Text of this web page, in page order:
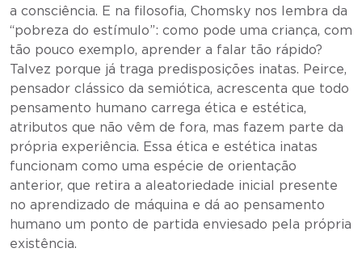
a consciência. E na filosofia, Chomsky nos lembra da
“pobreza do estímulo”: como pode uma criança, com
tão pouco exemplo, aprender a falar tão rápido?
Talvez porque já traga predisposições inatas. Peirce,
pensador clássico da semiótica, acrescenta que todo
pensamento humano carrega ética e estética,
atributos que não vêm de fora, mas fazem parte da
própria experiência. Essa ética e estética inatas
funcionam como uma espécie de orientação
anterior, que retira a aleatoriedade inicial presente
no aprendizado de máquina e dá ao pensamento
humano um ponto de partida enviesado pela própria
existência.